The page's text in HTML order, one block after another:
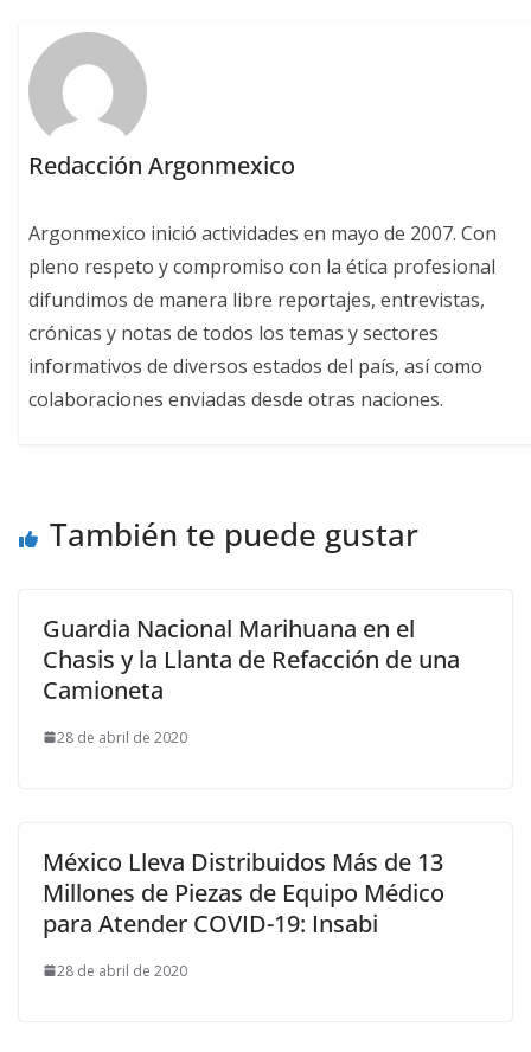
Redacción Argonmexico
Argonmexico inició actividades en mayo de 2007. Con
pleno respeto y compromiso con la ética profesional
difundimos de manera libre reportajes, entrevistas,
crónicas y notas de todos los temas y sectores
informativos de diversos estados del país, así como
colaboraciones enviadas desde otras naciones.
También te puede gustar
Guardia Nacional Marihuana en el
Chasis y la Llanta de Refacción de una
Camioneta
28 de abril de 2020
México Lleva Distribuidos Más de 13
Millones de Piezas de Equipo Médico
para Atender COVID-19: Insabi
28 de abril de 2020